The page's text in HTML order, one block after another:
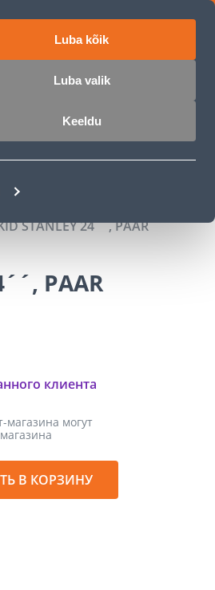
Luba kõik
Luba valik
Keeldu
STANLEY 24´´, PAAR
PAAR
могут
клиента
В КОРЗИНУ